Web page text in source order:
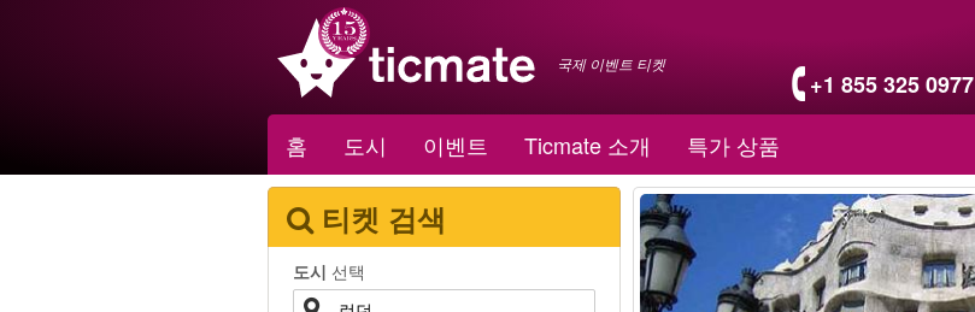
국제 이벤트 티켓
+1 855 325 0977
홈 도시 이벤트 Ticmate 소개 특가 상품
티켓 검색
도시 선택